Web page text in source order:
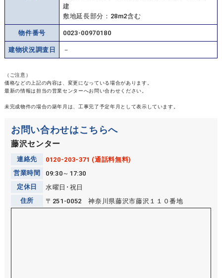
建
敷地延長部分：28m2含む
物件番号 0023-00970180
建物状況調査日 －
（ご注意）
価格などの上記の内容は、変更になっている場合があります。
最新の情報は担当の営業センターへお問い合わせください。
未完成物件の場合の築年月は、工事完了予定年月として表示しています。
お問い合わせはこちらへ
藤沢センター
連絡先
0120-203-371 (通話料無料)
営業時間
09:30～17:30
定休日
水曜日･祝日
住所
〒251-0052 神奈川県藤沢市藤沢１１０番地